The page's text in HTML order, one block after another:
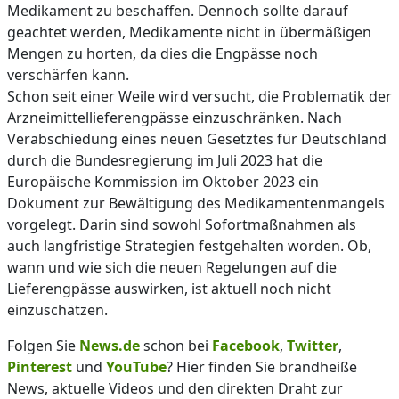
Medikament zu beschaffen. Dennoch sollte darauf
geachtet werden, Medikamente nicht in übermäßigen
Mengen zu horten, da dies die Engpässe noch
verschärfen kann.
Schon seit einer Weile wird versucht, die Problematik der
Arzneimittellieferengpässe einzuschränken. Nach
Verabschiedung eines neuen Gesetztes für Deutschland
durch die Bundesregierung im Juli 2023 hat die
Europäische Kommission im Oktober 2023 ein
Dokument zur Bewältigung des Medikamentenmangels
vorgelegt. Darin sind sowohl Sofortmaßnahmen als
auch langfristige Strategien festgehalten worden. Ob,
wann und wie sich die neuen Regelungen auf die
Lieferengpässe auswirken, ist aktuell noch nicht
einzuschätzen.
Folgen Sie News.deschon bei Facebook, Twitter,
Pinterest und YouTube? Hier finden Sie brandheiße
News, aktuelle Videos und den direkten Draht zur